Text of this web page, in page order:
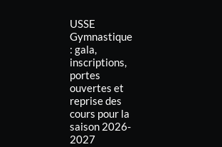
USSE
Gymnastique
: gala,
inscriptions,
portes
ouvertes et
reprise des
cours pour la
saison 2026-
2027